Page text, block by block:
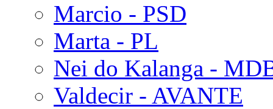
Marcio - PSD
Marta - PL
Nei do Kalanga -
Valdecir - AVANTE